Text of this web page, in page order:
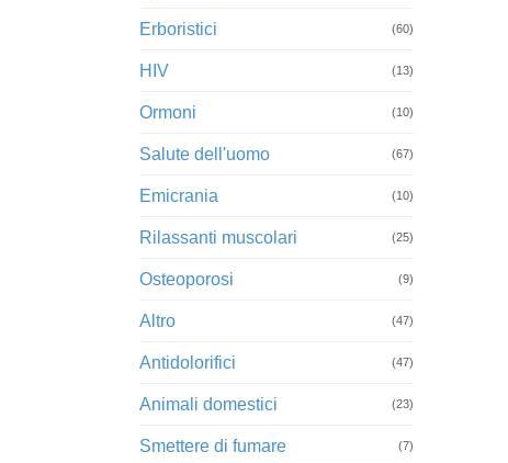
Erboristici (60)
HIV (13)
Ormoni (10)
Salute dell'uomo (67)
Emicrania (10)
Rilassanti muscolari (25)
Osteoporosi (9)
Altro (47)
Antidolorifici (47)
Animali domestici (23)
Smettere di fumare (7)